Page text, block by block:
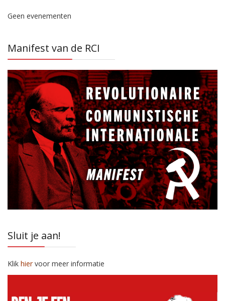
Geen evenementen
Manifest van de RCI
Sluit je aan!
Klik hiervoor meer informatie